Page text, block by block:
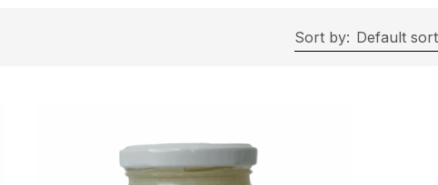
Sort by: Default